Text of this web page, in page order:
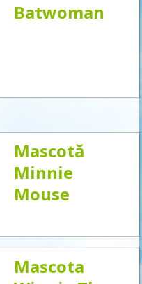
Batwoman
Mascotă
Minnie
Mouse
Mascota